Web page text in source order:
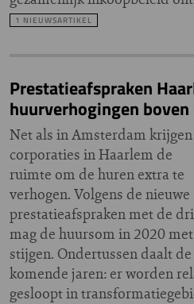
1 NIEUWSARTIKEL
Prestatieafspraken
huurverhogingen
Net als in Amsterdam
corporaties in Haarlem de
ruimte om de huren extra te
verhogen. Volgens de nieuwe
prestatieafspraken met de
mag de huursom in 2020
stijgen. Ondertussen daalt
komende jaren: er worden
gesloopt in